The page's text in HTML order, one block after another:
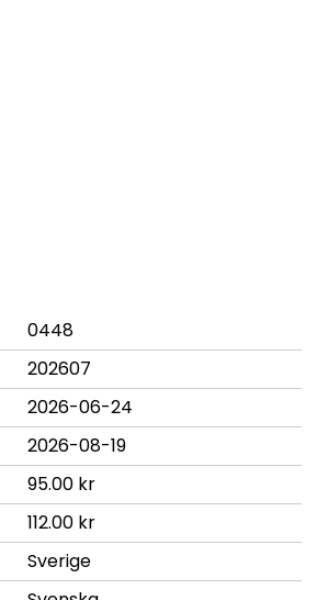
0448
202607
2026-06-24
2026-08-19
95.00 kr
112.00 kr
Sverige